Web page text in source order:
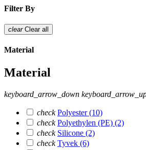
Filter By
clear Clear all
Material
Material
keyboard_arrow_down
check Polyester(10)
check Polyethylen (PE) (2)
check Silicone (2)
check Tyvek (6)